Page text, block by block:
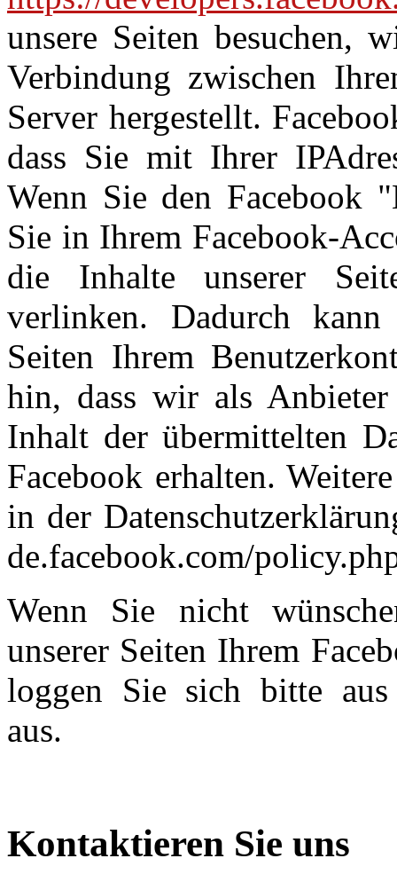
unsere Seiten besuchen,
Verbindung zwischen
Server hergestellt.
dass Sie mit Ihrer
Wenn Sie den Facebook
Sie in Ihrem Facebook-
die Inhalte unserer
verlinken. Dadurch kann
Seiten Ihrem
hin, dass wir als
Inhalt der übermittelten
Facebook erhalten.
in der
de.facebook.com/
Wenn Sie nicht
unserer Seiten Ihrem
loggen Sie sich bitte aus
aus.
Kontaktieren Sie uns